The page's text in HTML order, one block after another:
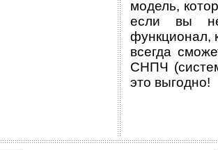
модель,
если вы
функционал,
всегда
СНПЧ
это выгодно!